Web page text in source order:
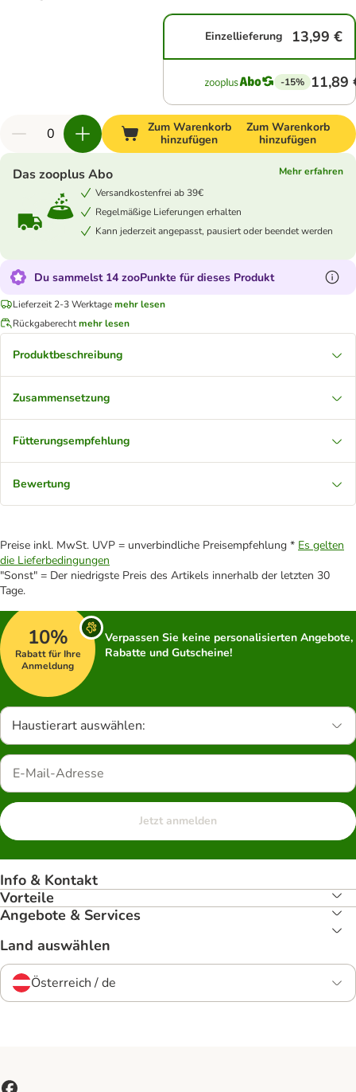
Einzellieferung 13,99 €
-15% 11,89
Zum Warenkorb
hinzufügen
Zum Warenkorb
hinzufügen
Das zooplus Abo
Mehr erfahren
Versandkostenfrei ab 39€
Regelmäßige Lieferungen erhalten
Kann jederzeit angepasst, pausiert oder beendet werden
Du sammelst 14 zooPunkte für dieses Produkt
Lieferzeit 2-3 Werktagemehr lesen
Rückgaberechtmehr lesen
Produktbeschreibung
Zusammensetzung
Fütterungsempfehlung
Bewertung
Preise inkl. MwSt. UVP = unverbindliche Preisempfehlung * Es gelten
die Lieferbedingungen
"Sonst" = Der niedrigste Preis des Artikels innerhalb der letzten 30
Tage.
10%
Rabatt für Ihre
Anmeldung
Verpassen Sie keine personalisierten Angebote,
Rabatte und Gutscheine!
Haustierart auswählen:
Jetzt anmelden
Info & Kontakt
Vorteile
Angebote & Services
Land auswählen
Österreich / de